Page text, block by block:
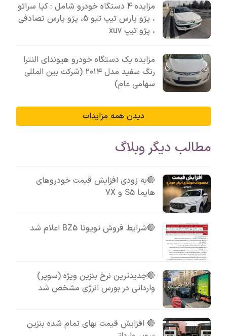
مزایده 4 دستگاه خودرو شامل : کیا سراتو
، پژو پارس تیپ تیو 5، پژو پارس تصادفی
، پژو تیپ xuv
مزایده یک دستگاه خودرو هیوندای النترا
رنگ سفید مدل ۲۰۱۴ (شرکت بین المللی
سهامی عام)
دیدن همه مزایدات
مطالب دیگر وبلاگ
🔴به زودی افزایش قیمت خودروهای
هایما S5 و 7X
🔴شرایط فروش تویوتا BZ5 اعلام شد
🔴جدیدترین نرخ بنزین ویژه (سوپر)
وارداتی در بورس انرژی مشخص شد
🔴 افزایش قیمت بهای تمام شده بنزین